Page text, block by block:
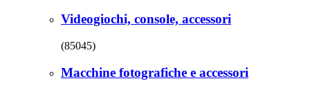
Videogiochi, console, accessori
(85045)
Macchine fotografiche e accessori